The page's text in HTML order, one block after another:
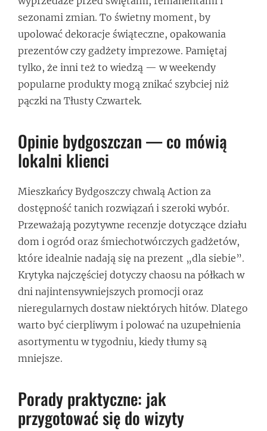
sezonami zmian. To świetny moment, by
upolować dekoracje świąteczne, opakowania
prezentów czy gadżety imprezowe. Pamiętaj
tylko, że inni też to wiedzą — w weekendy
popularne produkty mogą znikać szybciej niż
pączki na Tłusty Czwartek.
Opinie bydgoszczan — co mówią
lokalni klienci
Mieszkańcy Bydgoszczy chwalą Action za
dostępność tanich rozwiązań i szeroki wybór.
Przeważają pozytywne recenzje dotyczące działu
dom i ogród oraz śmiechotwórczych gadżetów,
które idealnie nadają się na prezent „dla siebie”.
Krytyka najczęściej dotyczy chaosu na półkach w
dni najintensywniejszych promocji oraz
nieregularnych dostaw niektórych hitów. Dlatego
warto być cierpliwym i polować na uzupełnienia
asortymentu w tygodniu, kiedy tłumy są
mniejsze.
Porady praktyczne: jak
przygotować się do wizyty